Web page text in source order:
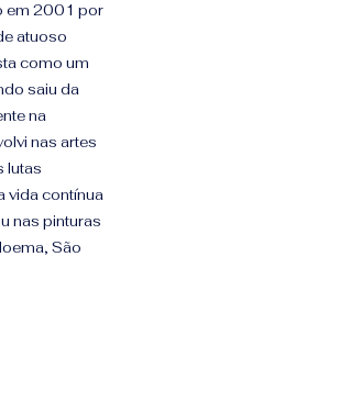
em 2001 por
atuoso
como um
saiu da
na
nas artes
lutas
vida contínua
nas pinturas
São